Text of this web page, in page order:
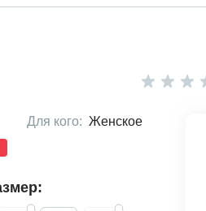
Для кого: Женское